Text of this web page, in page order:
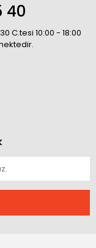
40
C.tesi 10:00 - 18:00